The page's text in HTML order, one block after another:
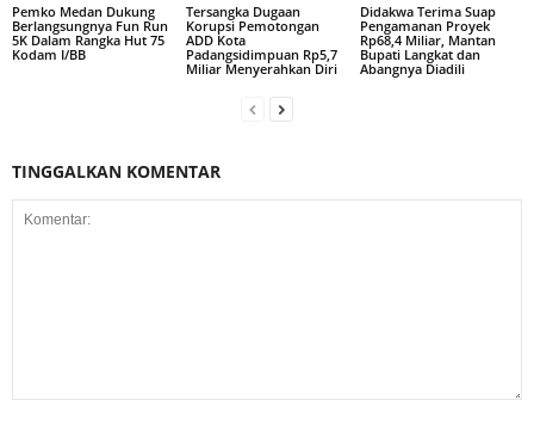
Pemko Medan Dukung
Berlangsungnya Fun Run
5K Dalam Rangka Hut 75
Kodam I/BB
Tersangka Dugaan
Korupsi Pemotongan
ADD Kota
Padangsidimpuan Rp5,7
Miliar Menyerahkan Diri
Didakwa Terima Suap
Pengamanan Proyek
Rp68,4 Miliar, Mantan
Bupati Langkat dan
Abangnya Diadili
TINGGALKAN KOMENTAR